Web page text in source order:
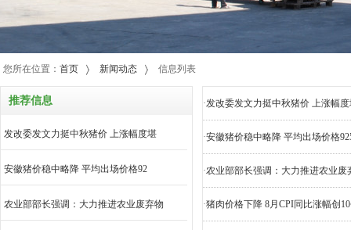
您所在位置： 首页 新闻动态 信息列表
推荐信息
发改委发文力挺中秋猪价 上涨幅度堪
安徽猪价稳中略降 平均出场价格92
农业部部长强调：大力推进农业废弃物
·发改委发文力挺中秋猪价 上涨幅
·安徽猪价稳中略降 平均出场价格
·农业部部长强调：大力推进农业废
·猪肉价格下降 8月CPI同比涨幅创